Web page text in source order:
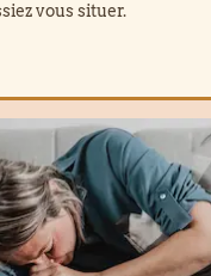
vous situer.